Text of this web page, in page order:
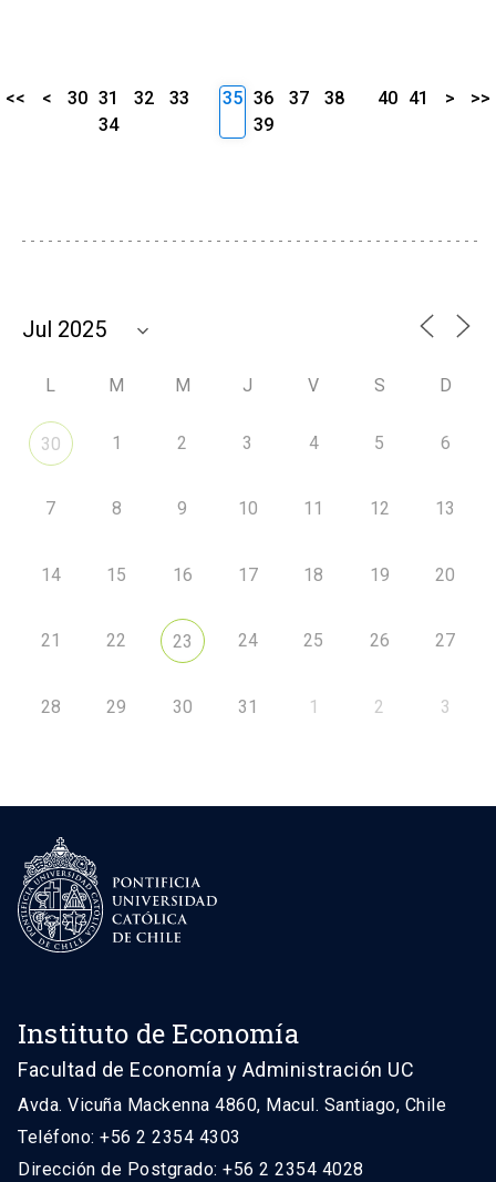
<< < 30 31 32
33
34
35 36 37
38
39
40 41 > >>
L M M J V S D
30 1 2 3 4 5 6
7 8 9 10 11 12 13
14 15 16 17 18 19 20
21 22 23 24 25 26 27
28 29 30 31 1 2 3
Instituto de Economía
Facultad de Economía y Administración UC
Avda. Vicuña Mackenna 4860, Macul. Santiago, Chile
Teléfono: +56 2 2354 4303
Dirección de Postgrado: +56 2 2354 4028